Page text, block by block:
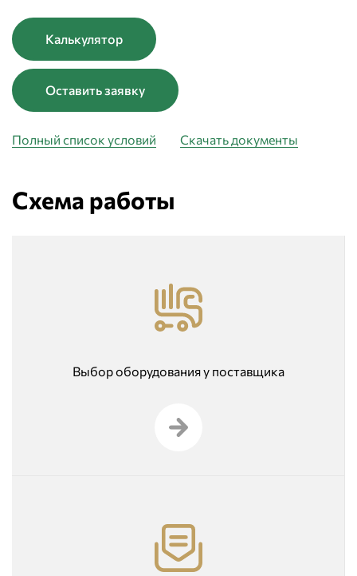
Калькулятор
Оставить заявку
Полный список условий Скачать документы
Схема работы
Выбор оборудования у поставщика